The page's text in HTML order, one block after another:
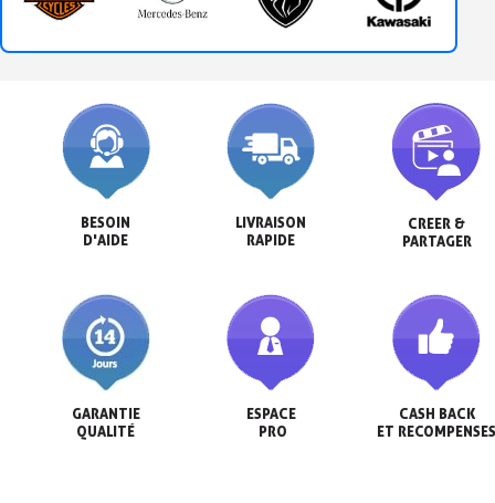
BESOIN
D'AIDE
LIVRAISON
RAPIDE
CREER &
PARTAGER
GARANTIE
QUALITÉ
ESPACE
PRO
CASH BACK
ET